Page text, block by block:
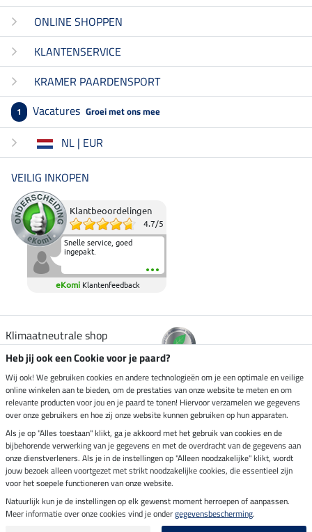
ONLINE SHOPPEN
KLANTENSERVICE
KRAMER PAARDENSPORT
1 Vacatures Groei met ons mee
NL | EUR
VEILIG INKOPEN
Klantbeoordelingen
4.7/5
Snelle service, goed
ingepakt.
eKomi Klantenfeedback
Klimaatneutrale shop
Verzending per
Veilig betalen met
Impressum
Laatste update op 08.08.2026 om 14:33 uur
Heb jij ook een Cookie voor je paard?
Wij ook! We gebruiken cookies en andere technologieën om je een optimale en veilige
online winkelen aan te bieden, om de prestaties van onze website te meten en om
relevante producten voor jou en je paard te tonen! Hiervoor verzamelen we gegevens
over onze gebruikers en hoe zij onze website kunnen gebruiken op hun apparaten.
Als je op "Alles toestaan" klikt, ga je akkoord met het gebruik van cookies en de
bijbehorende verwerking van je gegevens en met de overdracht van de gegevens aan
onze dienstverleners. Als je in de instellingen op "Alleen noodzakelijke" klikt, wordt
jouw bezoek alleen voortgezet met strikt noodzakelijke cookies, die essentieel zijn
voor het soepele functioneren van onze website.
Natuurlijk kun je de instellingen op elk gewenst moment herroepen of aanpassen.
Meer informatie over onze cookies vind je ondergegevensbescherming.